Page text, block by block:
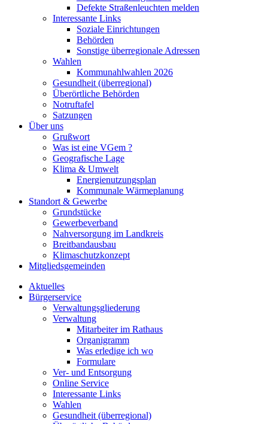
Defekte Straßenleuchten melden
Interessante Links
Soziale Einrichtungen
Behörden
Sonstige überregionale Adressen
Wahlen
Kommunahlwahlen 2026
Gesundheit (überregional)
Überörtliche Behörden
Notruftafel
Satzungen
Über uns
Grußwort
Was ist eine VGem ?
Geografische Lage
Klima & Umwelt
Energienutzungsplan
Kommunale Wärmeplanung
Standort & Gewerbe
Grundstücke
Gewerbeverband
Nahversorgung im Landkreis
Breitbandausbau
Klimaschutzkonzept
Mitgliedsgemeinden
Aktuelles
Bürgerservice
Verwaltungsgliederung
Verwaltung
Mitarbeiter im Rathaus
Organigramm
Was erledige ich wo
Formulare
Ver- und Entsorgung
Online Service
Interessante Links
Wahlen
Gesundheit (überregional)